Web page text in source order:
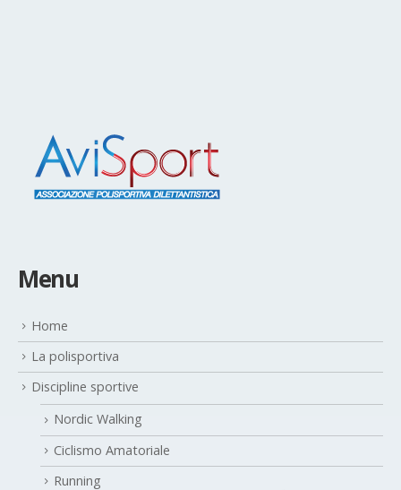
Menu
Home
La polisportiva
Discipline sportive
Nordic Walking
Ciclismo Amatoriale
Running